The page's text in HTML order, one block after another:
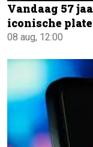
Vandaag 57
iconische
08 aug, 12:00